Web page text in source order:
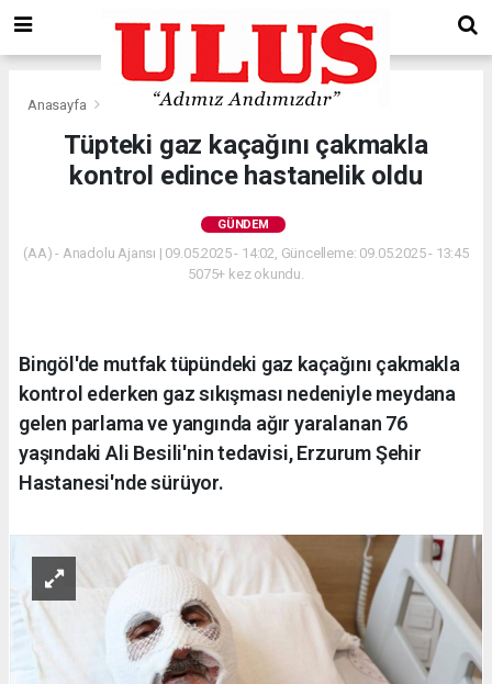
Anasayfa Gündem
Tüpteki gaz kaçağını çakmakla
kontrol edince hastanelik oldu
GÜNDEM
(AA) - Anadolu Ajansı | 09.05.2025 - 14:02, Güncelleme: 09.05.2025 - 13:45
5075+ kez okundu.
Bingöl'de mutfak tüpündeki gaz kaçağını çakmakla
kontrol ederken gaz sıkışması nedeniyle meydana
gelen parlama ve yangında ağır yaralanan 76
yaşındaki Ali Besili'nin tedavisi, Erzurum Şehir
Hastanesi'nde sürüyor.